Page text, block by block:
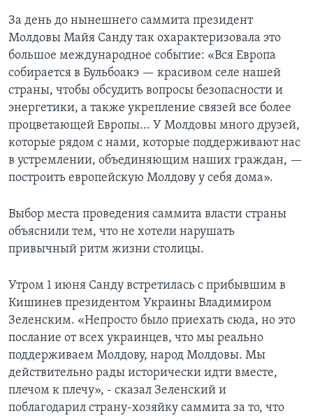
За день до нынешнего саммита президент
Молдовы Майя Санду так охарактеризовала это
большое международное событие: «Вся Европа
собирается в Бульбоакэ — красивом селе нашей
страны, чтобы обсудить вопросы безопасности и
энергетики, а также укрепление связей все более
процветающей Европы... У Молдовы много друзей,
которые рядом с нами, которые поддерживают нас
в устремлении, объединяющим наших граждан, —
построить европейскую Молдову у себя дома».
Выбор места проведения саммита власти страны
объяснили тем, что не хотели нарушать
привычный ритм жизни столицы.
Утром 1 июня Санду встретилась с прибывшим в
Кишинев президентом Украины Владимиром
Зеленским. «Непросто было приехать сюда, но это
послание от всех украинцев, что мы реально
поддерживаем Молдову, народ Молдовы. Мы
действительно рады исторически идти вместе,
плечом к плечу», - сказал Зеленский и
поблагодарил страну-хозяйку саммита за то, что